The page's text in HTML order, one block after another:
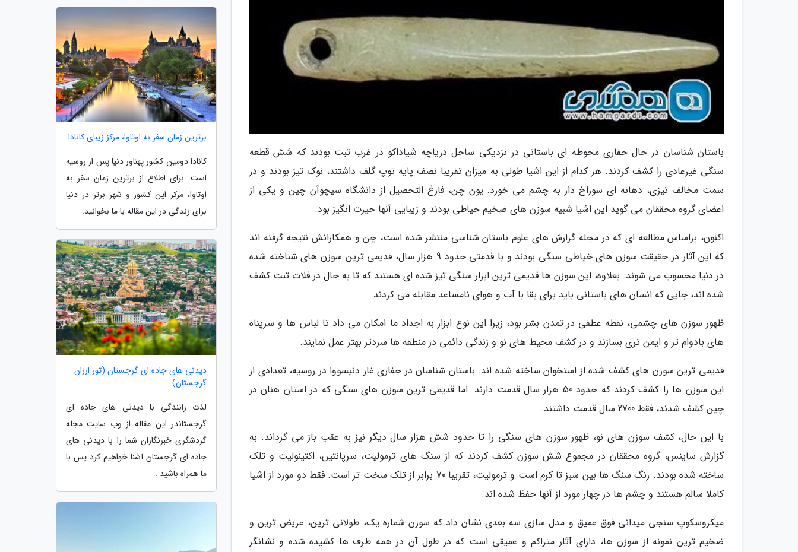
باستان شناسان در حال حفاری محوطه ای باستانی در نزدیکی ساحل دریاچه شیاداکو در غرب تبت بودند که شش قطعه
سنگی غیرعادی را کشف کردند. هر کدام از این اشیا طولی به میزان تقریبا نصف پایه توپ گلف داشتند، نوک تیز بودند و در
سمت مخالف تیزی، دهانه ای سوراخ دار به چشم می خورد. یون چن، فارغ التحصیل از دانشگاه سیچوآن چین و یکی از
اعضای گروه محققان می گوید این اشیا شبیه سوزن های ضخیم خیاطی بودند و زیبایی آنها حیرت انگیز بود.
اکنون، براساس مطالعه ای که در مجله گزارش های علوم باستان شناسی منتشر شده است، چن و همکارانش نتیجه گرفته اند
که این آثار در حقیقت سوزن های خیاطی سنگی بودند و با قدمتی حدود 9 هزار سال، قدیمی ترین سوزن های شناخته شده
در دنیا محسوب می شوند. بعلاوه، این سوزن ها قدیمی ترین ابزار سنگی تیز شده ای هستند که تا به حال در فلات تبت کشف
شده اند، جایی که انسان های باستانی باید برای بقا با آب و هوای نامساعد مقابله می کردند.
ظهور سوزن های چشمی، نقطه عطفی در تمدن بشر بود، زیرا این نوع ابزار به اجداد ما امکان می داد تا لباس ها و سرپناه
های بادوام تر و ایمن تری بسازند و در کشف محیط های نو و زندگی دائمی در منطقه ها سردتر بهتر عمل نمایند.
قدیمی ترین سوزن های کشف شده از استخوان ساخته شده اند. باستان شناسان در حفاری غار دنیسووا در روسیه، تعدادی از
این سوزن ها را کشف کردند که حدود 50 هزار سال قدمت دارند. اما قدیمی ترین سوزن های سنگی که در استان هنان در
چین کشف شدند، فقط 2700 سال قدمت داشتند.
با این حال، کشف سوزن های نو، ظهور سوزن های سنگی را تا حدود شش هزار سال دیگر نیز به عقب باز می گرداند. به
گزارش ساینس، گروه محققان در مجموع شش سوزن کشف کردند که از سنگ های ترمولیت، سرپانتین، اکتینولیت و تلک
ساخته شده بودند. رنگ سنگ ها بین سبز تا کرم است و ترمولیت، تقریبا 70 برابر از تلک سخت تر است. فقط دو مورد از اشیا
کاملا سالم هستند و چشم ها در چهار مورد از آنها حفظ شده اند.
میکروسکوپ سنجی میدانی فوق عمیق و مدل سازی سه بعدی نشان داد که سوزن شماره یک، طولانی ترین، عریض ترین و
ضخیم ترین نمونه از سوزن ها، دارای آثار متراکم و عمیقی است که در طول آن در همه طرف ها کشیده شده و نشانگر
برترین زمان سفر به اوتاوا، مرکز زیبای کانادا
کانادا دومین کشور پهناور دنیا پس از روسیه
است. برای اطلاع از برترین زمان سفر به
اوتاوا، مرکز این کشور و شهر برتر در دنیا
برای زندگی در این مقاله با ما بخوانید.
دیدنی های جاده ای گرجستان (تور ارزان
گرجستان)
لذت رانندگی با دیدنی های جاده ای
گرجستاندر این مقاله از وب سایت مجله
گردشگری خبرنگاران شما را با دیدنی های
جاده ای گرجستان آشنا خواهیم کرد پس با
ما همراه باشید .